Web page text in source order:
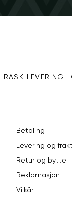
Sidebunn
RASK LEVERING
Betaling
Levering og frakt
Retur og bytte
Reklamasjon
Vilkår